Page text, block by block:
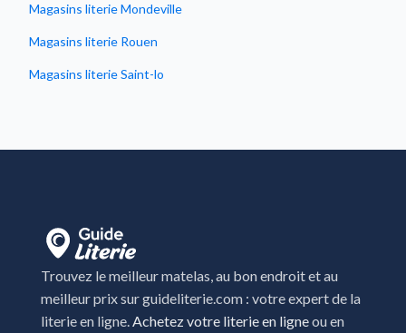
Magasins literie Mondeville
Magasins literie Rouen
Magasins literie Saint-lo
Trouvez le meilleur matelas, au bon endroit et au
meilleur prix sur guideliterie.com : votre expert de la
literie en ligne. Achetez votre literie en ligneou en